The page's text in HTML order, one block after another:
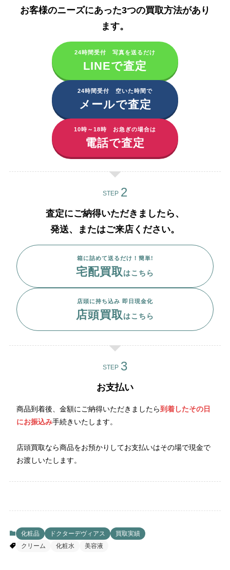
お客様のニーズにあった3つの買取方法があり
ます。​
24時間受付 写真を送るだけ
LINEで査定
24時間受付 空いた時間で
メールで査定
10時～18時 お急ぎの場合は
電話で査定
STEP
査定にご納得いただきましたら、
発送、またはご来店ください。
箱に詰めて送るだけ！簡単!
宅配買取 はこちら
店頭に持ち込み 即日現金化
店頭買取 はこちら
STEP
お支払い
商品到着後、金額にご納得いただきましたら到着したその日
にお振込み手続きいたします。
店頭買取なら商品をお預かりしてお支払いはその場で現金で
お渡しいたします。
化粧品 ドクターデヴィアス
買取実績
クリーム
化粧水 美容液